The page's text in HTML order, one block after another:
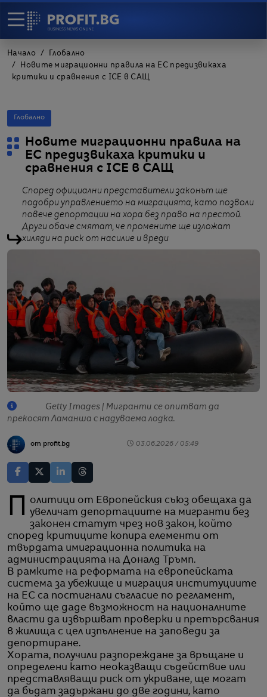
Начало
Глобално
Новите миграционни правила на ЕС предизвикаха
критики и сравнения с ICE в САЩ
Глобално
Новите миграционни правила на
ЕС предизвикаха критики и
сравнения с ICE в САЩ
Според официални представители законът ще
подобри управлението на миграцията, като позволи
повече депортации на хора без право на престой.
Други обаче смятат, че промените ще изложат
хиляди на риск от насилие и вреди
Getty Images | Мигранти се опитват да
прекосят Ламанша с надуваема лодка.
от profit.bg 03.06.2026 / 05:49
Политици от Европейския съюз обещаха да увеличат депортациите на мигранти без
законен статут чрез нов закон, който
според критиците копира елементи от
твърдата имиграционна политика на
администрацията на Доналд Тръмп.
В рамките на реформата на европейската
система за убежище и миграция институциите
на ЕС са постигнали съгласие по регламент,
който ще даде възможност на националните
власти да извършват проверки и претърсвания
в жилища с цел изпълнение на заповеди за
депортиране.
Хората, получили разпореждане за връщане и
определени като неоказващи съдействие или
представляващи риск от укриване, ще могат
да бъдат задържани до две години, като